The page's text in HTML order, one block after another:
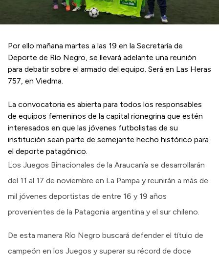
Por ello mañana martes a las 19 en la Secretaría de
Deporte de Río Negro, se llevará adelante una reunión
para debatir sobre el armado del equipo. Será en Las Heras
757, en Viedma.
La convocatoria es abierta para todos los responsables
de equipos femeninos de la capital rionegrina que estén
interesados en que las jóvenes futbolistas de su
institución sean parte de semejante hecho histórico para
el deporte patagónico.
Los Juegos Binacionales de la Araucanía se desarrollarán
del 11 al 17 de noviembre en La Pampa y reunirán a más de
mil jóvenes deportistas de entre 16 y 19 años
provenientes de la Patagonia argentina y el sur chileno.
De esta manera Río Negro buscará defender el título de
campeón en los Juegos y superar su récord de doce